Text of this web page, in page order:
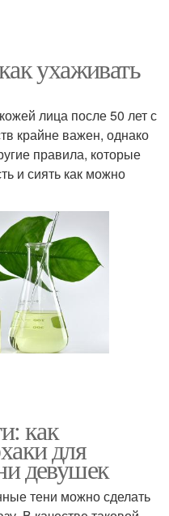
ухаживать
лица после 50 лет с
крайне важен, однако
правила, которые
и сиять как можно
как
для
девушек
тени можно сделать